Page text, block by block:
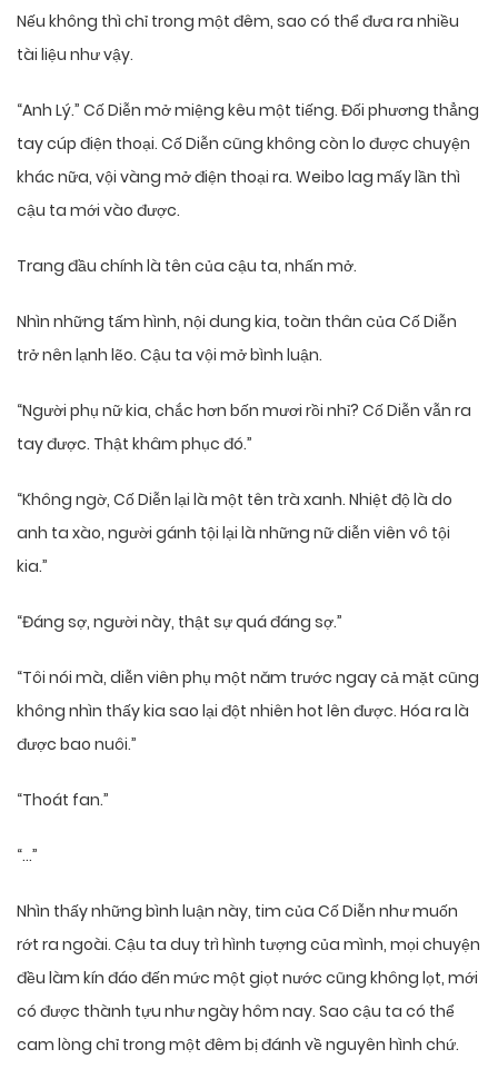
Nếu không thì chỉ trong một đêm, sao có thể đưa ra nhiều
tài liệu như vậy.
“Anh Lý.” Cố Diễn mở miệng kêu một tiếng. Đối phương thẳng
tay cúp điện thoại. Cố Diễn cũng không còn lo được chuyện
khác nữa, vội vàng mở điện thoại ra. Weibo lag mấy lần thì
cậu ta mới vào được.
Trang đầu chính là tên của cậu ta, nhấn mở.
Nhìn những tấm hình, nội dung kia, toàn thân của Cố Diễn
trở nên lạnh lẽo. Cậu ta vội mở bình luận.
“Người phụ nữ kia, chắc hơn bốn mươi rồi nhỉ? Cố Diễn vẫn ra
tay được. Thật khâm phục đó.”
“Không ngờ, Cố Diễn lại là một tên trà xanh. Nhiệt độ là do
anh ta xào, người gánh tội lại là những nữ diễn viên vô tội
kia.”
“Đáng sợ, người này, thật sự quá đáng sợ.”
“Tôi nói mà, diễn viên phụ một năm trước ngay cả mặt cũng
không nhìn thấy kia sao lại đột nhiên hot lên được. Hóa ra là
được bao nuôi.”
“Thoát fan.”
“…”
Nhìn thấy những bình luận này, tim của Cố Diễn như muốn
rớt ra ngoài. Cậu ta duy trì hình tượng của mình, mọi chuyện
đều làm kín đáo đến mức một giọt nước cũng không lọt, mới
có được thành tựu như ngày hôm nay. Sao cậu ta có thể
cam lòng chỉ trong một đêm bị đánh về nguyên hình chứ.